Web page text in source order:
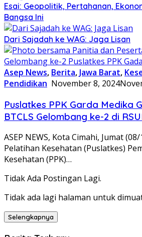
Esai: Geopolitik, Pertahanan,
Bangsa Ini
Dari Sajadah ke WAG: Jaga Lisan
Asep News, Berita, Jawa Barat,
Pendidikan November 8, 2024
Puslatkes PPK Garda Medika
BTCLS Gelombang ke-2 di
ASEP NEWS, Kota Cimahi, Jumat
Pelatihan Kesehatan (Puslatkes)
Kesehatan (PPK)…
Tidak Ada Postingan Lagi.
Tidak ada lagi halaman untuk
Selengkapnya